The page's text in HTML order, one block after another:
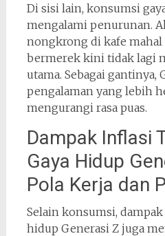
Di sisi lain, konsumsi
mengalami penurunan.
nongkrong di kafe
bermerek kini tidak lagi
utama. Sebagai gantinya,
pengalaman yang lebih
mengurangi rasa puas.
Dampak Inflasi
Gaya Hidup
Pola Kerja dan
Selain konsumsi,
hidup Generasi Z juga